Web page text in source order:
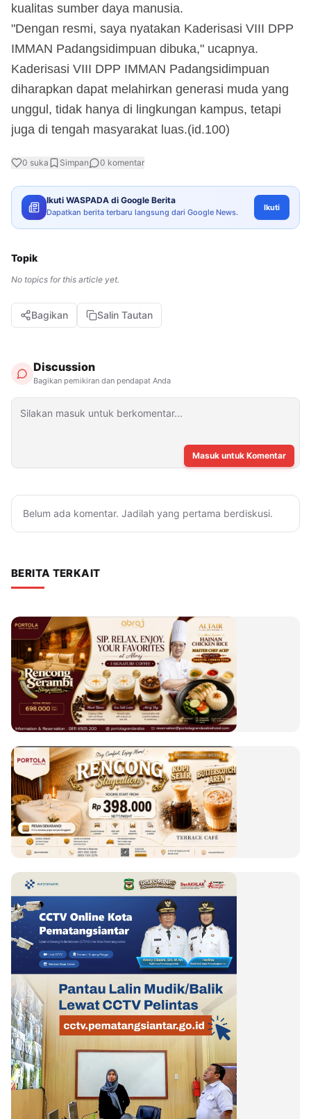
kualitas sumber daya manusia.
"Dengan resmi, saya nyatakan Kaderisasi VIII DPP
IMMAN Padangsidimpuan dibuka," ucapnya.
Kaderisasi VIII DPP IMMAN Padangsidimpuan
diharapkan dapat melahirkan generasi muda yang
unggul, tidak hanya di lingkungan kampus, tetapi
juga di tengah masyarakat luas.(id.100)
0 suka Simpan 0 komentar
Ikuti WASPADA di Google Berita
Dapatkan berita terbaru langsung dari Google News. Ikuti
Topik
No topics for this article yet.
Bagikan Salin Tautan
Discussion
Bagikan pemikiran dan pendapat Anda
Masuk untuk Komentar
Belum ada komentar. Jadilah yang pertama berdiskusi.
BERITA TERKAIT